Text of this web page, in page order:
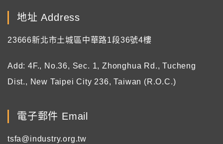
地址 Address
23666新北市土城區中華路1段36號4樓
Add: 4F., No.36, Sec. 1, Zhonghua Rd., Tucheng
Dist., New Taipei City 236, Taiwan (R.O.C.)
電子郵件 Email
tsfa@industry.org.tw